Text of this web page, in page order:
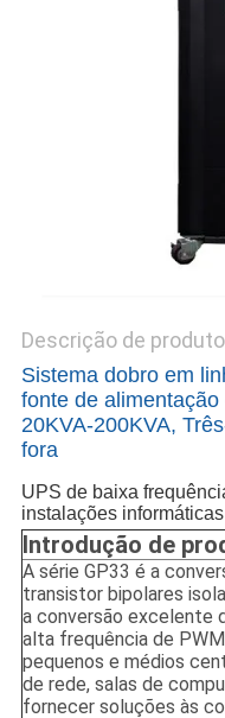
PRIVACIDADE
Descrição de produto
Sistema dobro em
fonte de
20KVA-200KVA,
fora
UPS de baixa
instalações
Introdução de
A série GP33 é a
transistor bipolares
a conversão excelente
alta frequência de
pequenos e médios
de rede, salas de
fornecer soluções às